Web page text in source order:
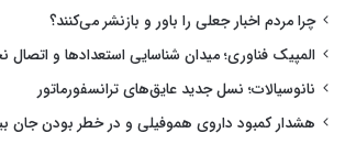
چرا مردم اخبار جعلی را باور و بازنشر می‌کنند؟
المپیک فناوری؛ میدان شناسایی استعدادها و
نانوسیالات؛ نسل جدید عایق‌های ترانسفورماتور
هشدار کمبود داروی هموفیلی و در خطر بودن جان